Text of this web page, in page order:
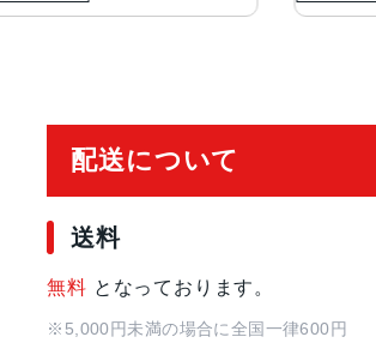
配送について
送料
無料 となっております。
※5,000円未満の場合に全国一律600円